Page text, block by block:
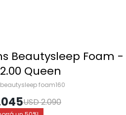
Beautysleep Foam -
Queen
foam160
USD2.090